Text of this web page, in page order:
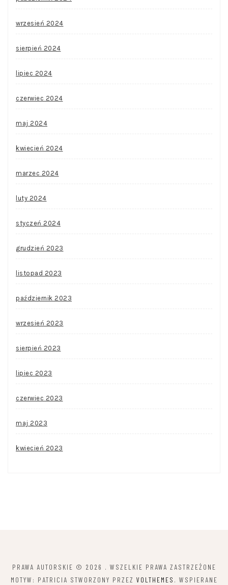
wrzesień 2024
sierpień 2024
lipiec 2024
czerwiec 2024
maj 2024
kwiecień 2024
marzec 2024
luty 2024
styczeń 2024
grudzień 2023
listopad 2023
październik 2023
wrzesień 2023
sierpień 2023
lipiec 2023
czerwiec 2023
maj 2023
kwiecień 2023
PRAWA AUTORSKIE © 2026 . WSZELKIE PRAWA ZASTRZEŻONE
MOTYW: PATRICIA STWORZONY PRZEZ VOLTHEMES . WSPIERANE